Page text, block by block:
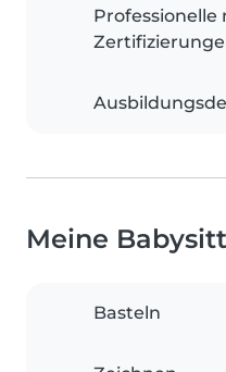
Professionelle
Meine
Basteln